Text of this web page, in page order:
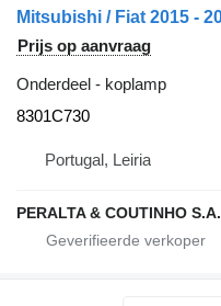
Prijs op aanvraag
Onderdeel - koplamp
8301C730
Portugal, Leiria
PERALTA & COUTINHO S.A.